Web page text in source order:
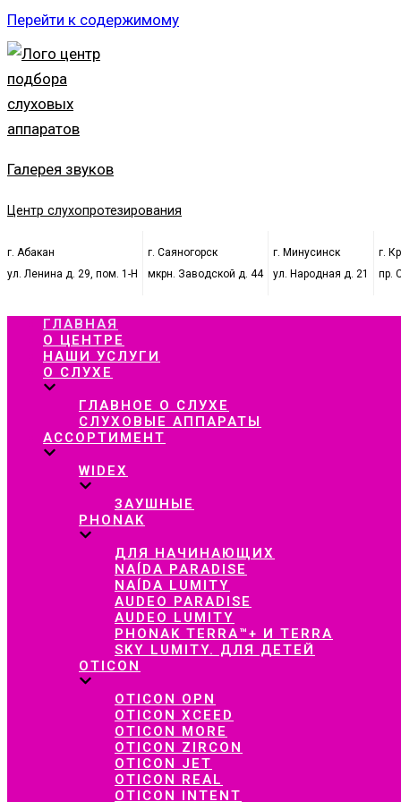
Перейти к содержимому
Галерея звуков
Центр слухопротезирования
г. Абакан
ул. Ленина д. 29, пом. 1-Н
г. Саяногорск
мкрн. Заводской д. 44
г. Минусинск
ул. Народная д. 21
г.
пр.
ГЛАВНАЯ
О ЦЕНТРЕ
НАШИ УСЛУГИ
О СЛУХЕ
ГЛАВНОЕ О СЛУХЕ
СЛУХОВЫЕ АППАРАТЫ
АССОРТИМЕНТ
WIDEX
ЗАУШНЫЕ
PHONAK
ДЛЯ НАЧИНАЮЩИХ
NAÍDA PARADISE
NAÍDA LUMITY
AUDEO PARADISE
AUDEO LUMITY
PHONAK TERRA™+ И TERRA
SKY LUMITY. ДЛЯ ДЕТЕЙ
OTICON
OTICON OPN
OTICON XCEED
OTICON MORE
OTICON ZIRCON
OTICON JET
OTICON REAL
OTICON INTENT